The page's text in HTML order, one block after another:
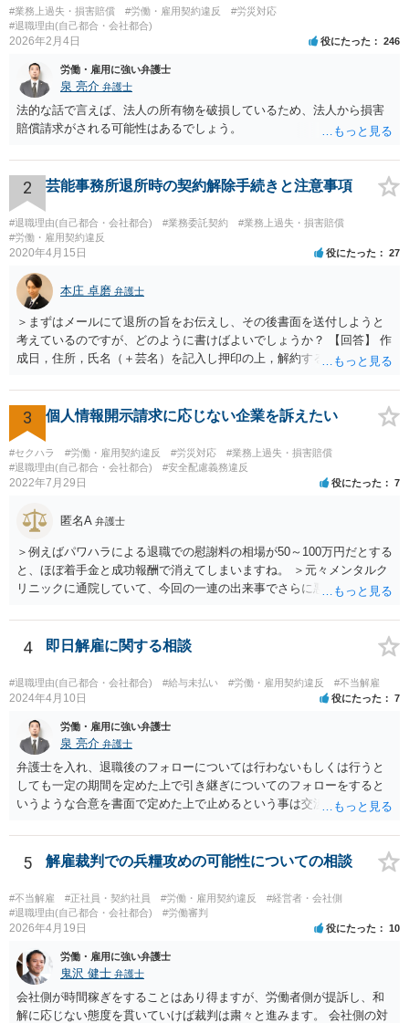
#業務上過失・損害賠償 #労働・雇用契約違反
#労災対応
#退職理由(自己都合・会社都合)
2026年2月4日 役にたった 246
労働・雇用に強い弁護士
泉 亮介 弁護士
法的な話で言えば、法人の所有物を破損しているため、法人から損害
賠償請求がされる可能性はあるでしょう。
2 芸能事務所退所時の契約解除手続きと注意事項
#退職理由(自己都合・会社都合) #業務委託契約
#業務上過失・損害賠償
#労働・雇用契約違反
2020年4月15日 役にたった 27
本庄 卓磨 弁護士
＞まずはメールにて退所の旨をお伝えし、その後書面を送付しようと
考えているのですが、どのように書けばよいでしょうか？ 【回答】 作
成日，住所，氏名（＋芸名）を記入し押印の上，解約する旨を伝える
ようなことはありますでしょうか？ 【回答】 特にないと思われます
が，仮に請求された場合はそれが「損害」に該当するのか検討するこ
とになります。 ＞また、事務所をやめる際、「退所後しばらく芸能活
動禁止」「活動するなら名前を変える」ことを事務所側から要求され
たという事例を聞いたことがあります。所属する際にいただいた契約
書にはそのようなことは書いていないのですが、仮にこれらを要求さ
がないのであれば，断ることができる可能性があります。 もし上記の
3 個人情報開示請求に応じない企業を訴えたい
#セクハラ #労働・雇用契約違反 #労災対応
#業務上過失・損害賠償
#退職理由(自己都合・会社都合)
#安全配慮義務違反
2022年7月29日 役にたった 7
匿名A 弁護士
＞例えばパワハラによる退職での慰謝料の相場が50～100万円だとする
と、ほぼ着手金と成功報酬で消えてしまいますね。 ＞元々メンタルク
リニックに通院していて、今回の一連の出来事でさらに悪化した事実
万が一、慰謝料請求が認められるにしても金額としては微々たるもの
かと思いますが、依頼する弁護士に詳細を説明したうえで指示を仰い
4 即日解雇に関する相談
#退職理由(自己都合・会社都合) #給与未払い #労働・雇用契約違反 #不当解雇
2024年4月10日 役にたった 7
労働・雇用に強い弁護士
泉 亮介 弁護士
弁護士を入れ、退職後のフォローについては行わないもしくは行うと
しても一定の期間を定めた上で引き継ぎについてのフォローをすると
いうような合意を書面で定めた上で止めるという事は交渉次第で可能
弁護士とすることができるため、会社からの連絡を止めることもでき
るかと思われます。 精神的に会社側と対応するのが苦痛であるという
場合には、弁護士を立てた上で退職についての条件面の交渉を行われ
ても良いでしょう。
5 解雇裁判での兵糧攻めの可能性についての相談
#不当解雇 #正社員・契約社員 #労働・雇用契約違反
#経営者・会社側
#退職理由(自己都合・会社都合)
#労働審判
2026年4月19日 役にたった 10
労働・雇用に強い弁護士
鬼沢 健士 弁護士
会社側が時間稼ぎをすることはあり得ますが、労働者側が提訴し、和
解に応じない態度を貫いていけば裁判は粛々と進みます。 会社側の対